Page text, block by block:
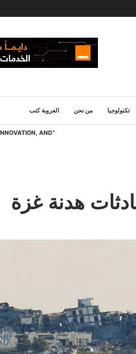
تكنولوجيا من نحن العروبة كتب
“THE NETCAST” — WHERE LEADERSIP, STRATEGY, INNOVATION, AND...
هدنة غزة